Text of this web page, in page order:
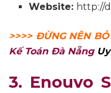
Website: http://
>>>> ĐỪNG NÊN
Kế Toán Đà Nẵng
3. Enouvo